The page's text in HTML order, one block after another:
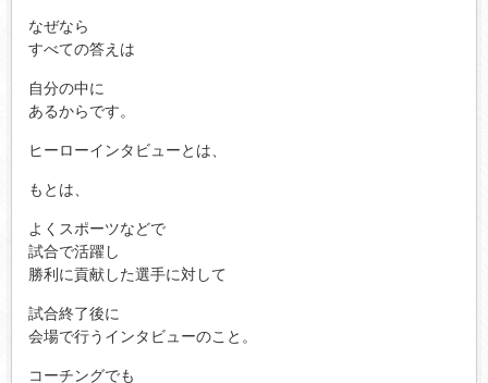
なぜなら
すべての答えは
自分の中に
あるからです。
ヒーローインタビューとは、
もとは、
よくスポーツなどで
試合で活躍し
勝利に貢献した選手に対して
試合終了後に
会場で行うインタビューのこと。
コーチングでも